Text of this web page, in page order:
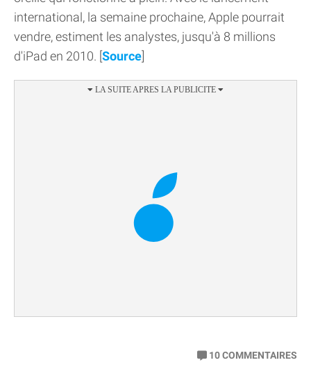
international, la semaine prochaine, Apple pourrait
vendre, estiment les analystes, jusqu'à 8 millions
d'iPad en 2010. [Source]
10COMMENTAIRES